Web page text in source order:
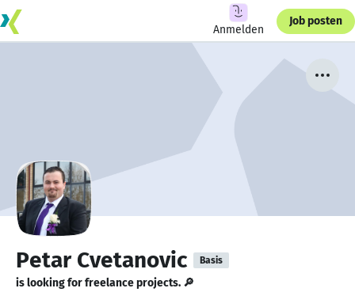
Anmelden
Job posten
Petar Cvetanovic Basis
is looking for freelance projects. 🔎